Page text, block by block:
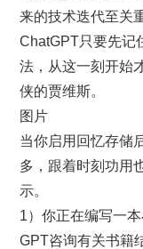
来的技术迭代至关
ChatGPT只要先记
法，从这一刻开始
侠的贾维斯。
图片
当你启用回忆存储
多，跟着时刻功用
示。
1）你正在编写一
GPT咨询有关书籍